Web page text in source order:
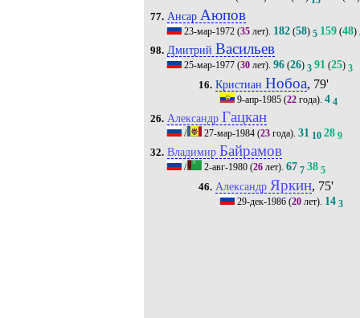
77. Ансар Аюпов
23-мар-1972(35лет). 182(58) 5 159(48)
98. Дмитрий Васильев
25-мар-1977(30лет). 96(26) 3 91(25) 3
16. Кристиан Нобоа, 79'
9-апр-1985 (22 года).4 4
26. Александр Гацкан
/ 27-мар-1984(23года). 31 10 28 9
32. Владимир Байрамов
/ 2-авг-1980(26лет). 67 7 38 5
46. Александр Яркин, 75'
29-дек-1986 (20 лет). 14 3